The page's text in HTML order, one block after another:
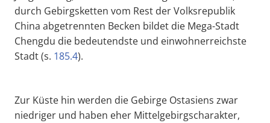
durch Gebirgsketten vom Rest der Volksrepublik
China abgetrennten Becken bildet die Mega-Stadt
Chengdu die bedeutendste und einwohnerreichste
Stadt (s. 185.4).
Zur Küste hin werden die Gebirge Ostasiens zwar
niedriger und haben eher Mittelgebirgscharakter,